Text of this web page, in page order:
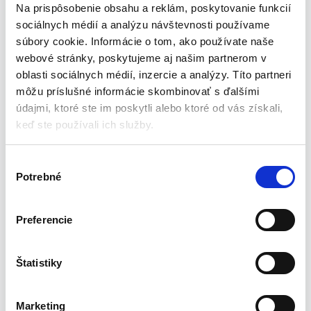
Na prispôsobenie obsahu a reklám, poskytovanie funkcií
sociálnych médií a analýzu návštevnosti používame
súbory cookie. Informácie o tom, ako používate naše
webové stránky, poskytujeme aj našim partnerom v
oblasti sociálnych médií, inzercie a analýzy. Títo partneri
môžu príslušné informácie skombinovať s ďalšími
údajmi, ktoré ste im poskytli alebo ktoré od vás získali,
keď ste používali ich služby.
Potrebné
Preferencie
Štatistiky
Marketing
Vlastnosti výrobku:
Efektívna batéria
Ovládanie rýchlosti
Rotácia vľavo a vpravo
Osvetlenie pracoviska
Technické dáta:
Rozsah rýchlo vymeniteľného skľučovadla je 0,8 – 10 mm.
Otáčky
Prevodový stupeň 0-400 min-1
Max. krútiaci moment: